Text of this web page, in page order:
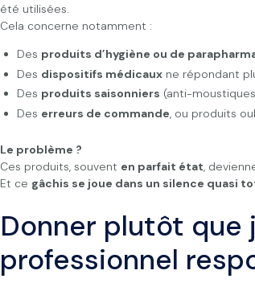
été utilisées.
Cela concerne notamment :
Des produits d’hygiène ou de
Des dispositifs médicaux ne répondant
Des produits saisonniers (anti-
Des erreurs de commande , ou produits
Le problème ?
Ces produits, souvent en parfait état,
Et ce gâchis se joue dans un silence quasi
Donner plutôt que
professionnel